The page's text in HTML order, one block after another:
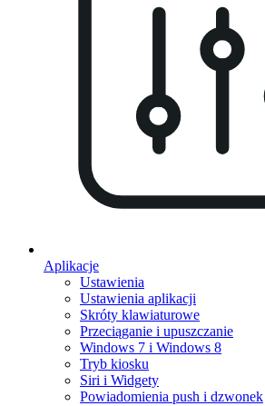
Aplikacje
Ustawienia
Ustawienia aplikacji
Skróty klawiaturowe
Przeciąganie i upuszczanie
Windows 7 i Windows 8
Tryb kiosku
Siri i Widgety
Powiadomienia push i dzwonek